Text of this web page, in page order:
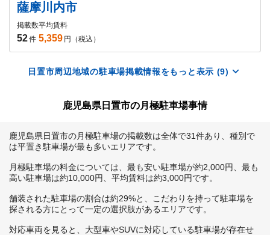
薩摩川内市
掲載数
52件
平均賃料
5,359 円（税込）
日置市周辺地域の駐車場掲載情報をもっと表示 (9)
鹿児島県日置市の月極駐車場事情
鹿児島県日置市の月極駐車場の掲載数は全体で31件あり、種別で
は平置き駐車場が最も多いエリアです。
月極駐車場の料金については、最も安い駐車場が約2,000円、最も
高い駐車場は約10,000円、平均賃料は約3,000円です。
舗装された駐車場の割合は約29%と、こだわりを持って駐車場を
探される方にとって一定の選択肢があるエリアです。
対応車両を見ると、大型車やSUVに対応している駐車場が存在せ